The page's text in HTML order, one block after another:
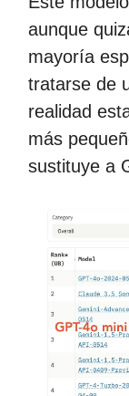
aunque
mayoría
tratarse de
realidad
más
sustituye a